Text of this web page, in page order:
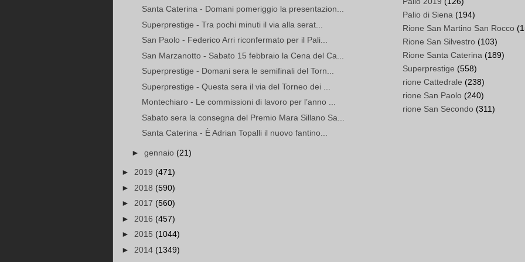
Santa Caterina - Domani pomeriggio la presentazion...
Superprestige - Tra pochi minuti il via alla serat...
San Paolo - Federico Arri riconfermato per il Pali...
San Marzanotto - Sabato 15 febbraio la Cena del Ca...
Superprestige - Domani sera le semifinali del Torn...
Superprestige - Questa sera il via del Torneo dei ...
Montechiaro - Le commissioni di lavoro per l’anno ...
Sabato sera la consegna del Premio Mara Sillano Sa...
Santa Caterina - È Adrian Topalli il nuovo fantino...
► gennaio (21)
► 2019 (471)
► 2018 (590)
► 2017 (560)
► 2016 (457)
► 2015 (1044)
► 2014 (1349)
Palio di Siena (194)
Rione San Martino San Rocco
Rione San Silvestro (103)
Rione Santa Caterina (189)
Superprestige (558)
rione Cattedrale (238)
rione San Paolo (240)
rione San Secondo (311)